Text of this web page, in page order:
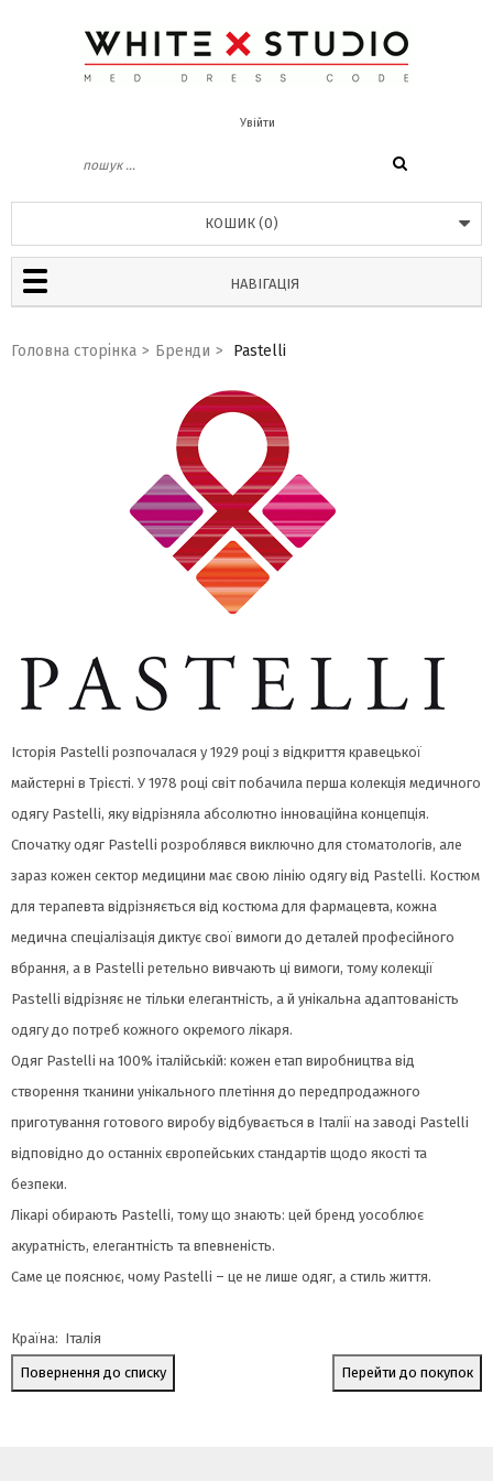
Увійти
КОШИК (0)
НАВІГАЦІЯ
Головна сторінка > Бренди > Pastelli
Історія Pastelli розпочалася у 1929 році з відкриття кравецької
майстерні в Трієсті. У 1978 році світ побачила перша колекція медичного
одягу Pastelli, яку відрізняла абсолютно інноваційна концепція.
Спочатку одяг Pastelli розроблявся виключно для стоматологів, але
зараз кожен сектор медицини має свою лінію одягу від Pastelli. Костюм
для терапевта відрізняється від костюма для фармацевта, кожна
медична спеціалізація диктує свої вимоги до деталей професійного
вбрання, а в Pastelli ретельно вивчають ці вимоги, тому колекції
Pastelli відрізняє не тільки елегантність, а й унікальна адаптованість
одягу до потреб кожного окремого лікаря.
Одяг Pastelli на 100% італійській: кожен етап виробництва від
створення тканини унікального плетіння до передпродажного
приготування готового виробу відбувається в Італії на заводі Pastelli
відповідно до останніх європейських стандартів щодо якості та
безпеки.
Лікарі обирають Pastelli, тому що знають: цей бренд уособлює
акуратність, елегантність та впевненість.
Саме це пояснює, чому Pastelli – це не лише одяг, а стиль життя.
Країна: Італія
Перейти до покупок
Повернення до списку